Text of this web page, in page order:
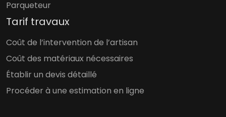
Parqueteur
Tarif travaux
Coût de l’intervention de l’artisan
Coût des matériaux nécessaires
Établir un devis détaillé
Procéder à une estimation en ligne